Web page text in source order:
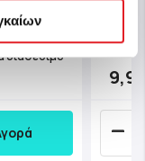
διαθέσιμο